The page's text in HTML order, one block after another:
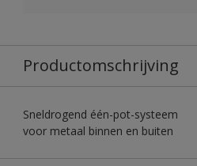
Productomschrijving
Sneldrogend één-pot-systeem
voor metaal binnen en buiten